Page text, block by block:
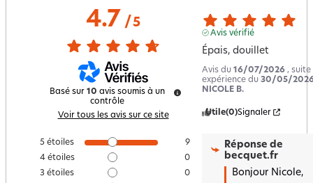
4.7/ 5
Basé sur 10 avis soumis à un
contrôle
Voir tous les avis sur ce site
5 étoiles
9
4 étoiles
0
3 étoiles
0
Avis vérifié
Épais, douillet
Avis du 16/07/2026 , suite
expérience du 30/05/
NICOLE B.
Utile(0)Signaler
Réponse de
becquet.fr
Bonjour Nicole,